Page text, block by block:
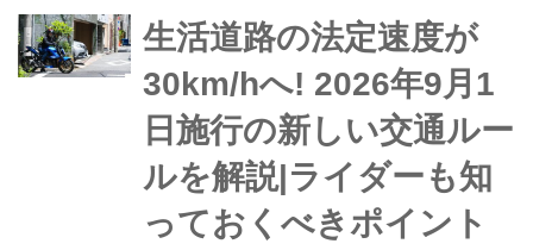
のがエアマット。一般的なエアマット
は軽量コンパクトなかわりに断熱性や
寝心地には一歩譲る傾向があるけど、
最新のTRI-FLEC8はR値8.5と極寒にも
対応する断熱性能と、10cmの厚みに
生活道路の法定速度が
30km/hへ! 2026年9月1
日施行の新しい交通ルー
ルを解説|ライダーも知
っておくべきポイント